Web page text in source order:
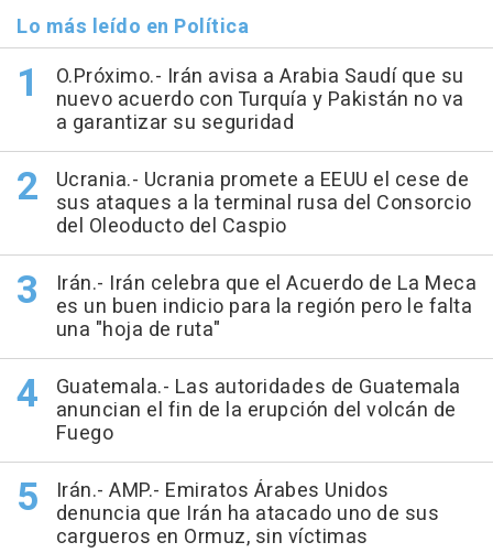
Lo más leído en Política
O.Próximo.- Irán avisa a Arabia Saudí que su
nuevo acuerdo con Turquía y Pakistán no va
a garantizar su seguridad
Ucrania.- Ucrania promete a EEUU el cese de
sus ataques a la terminal rusa del Consorcio
del Oleoducto del Caspio
Irán.- Irán celebra que el Acuerdo de La Meca
es un buen indicio para la región pero le falta
una "hoja de ruta"
Guatemala.- Las autoridades de Guatemala
anuncian el fin de la erupción del volcán de
Fuego
Irán.- AMP.- Emiratos Árabes Unidos
denuncia que Irán ha atacado uno de sus
cargueros en Ormuz, sin víctimas